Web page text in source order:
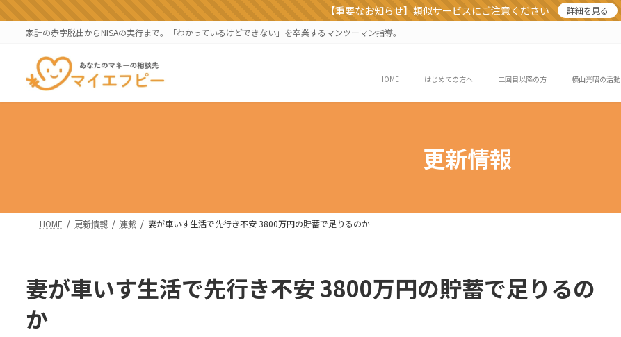
ン
ス
ビ
ン
【重要なお知らせ】類似サービスにご注意ください
詳細を見る
家計の赤字脱出からNISAの実行まで。「わかっているけどできない」を卒業するマンツーマン指導。
HOME はじめての方へ 二回目以降の方 横山光昭の活動
更新情報
HOME 更新情報 連載 妻が車いす生活で先行き不安 3800万円の貯蓄で足りるのか
妻が車いす生活で先行き不安 3800万円の貯蓄で足りるの
か